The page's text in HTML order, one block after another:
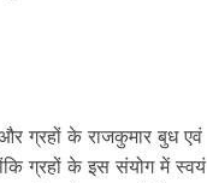
ग्रहों के राजकुमार बुध एवं
ग्रहों के इस संयोग में स्वयं